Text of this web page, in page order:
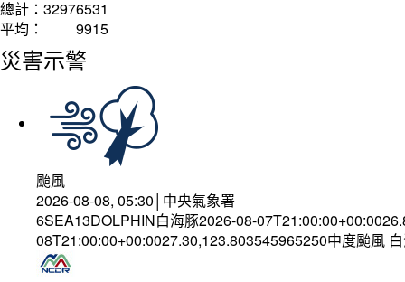
總計： 32976531
平均：
9915
災害示警
颱風
2026-08-08, 05:30│中央氣象署
6SEA13DOLPHIN白海豚2026-08-
08T21:00:00+00:0027.30,123.803545965250中度颱風